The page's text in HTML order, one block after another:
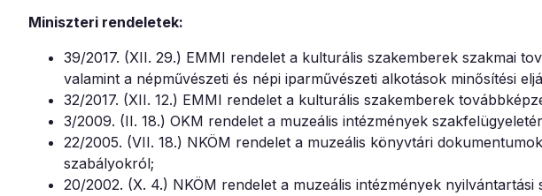
Miniszteri rendeletek:
39/2017. (XII. 29.) EMMI rendelet a kulturális szakemberek szakmai
valamint a népművészeti és népi iparművészeti alkotások minősítési
32/2017. (XII. 12.) EMMI rendelet a kulturális szakemberek
3/2009. (II. 18.) OKM rendelet a muzeális intézmények
22/2005. (VII. 18.) NKÖM rendelet a muzeális könyvtári
szabályokról;
20/2002. (X. 4.) NKÖM rendelet a muzeális intézmények nyilvántartási